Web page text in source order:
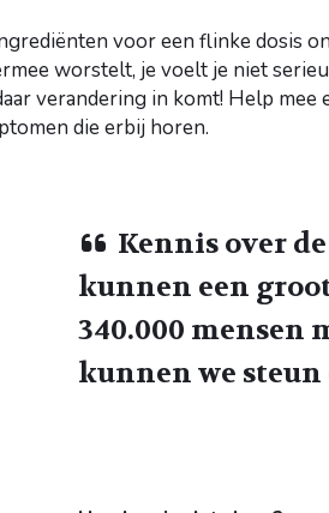
voor een flinke dosis
worstelt, je voelt je niet
verandering in komt! Help
die erbij horen.
Kennis over
kunnen een
340.000 mensen
kunnen we